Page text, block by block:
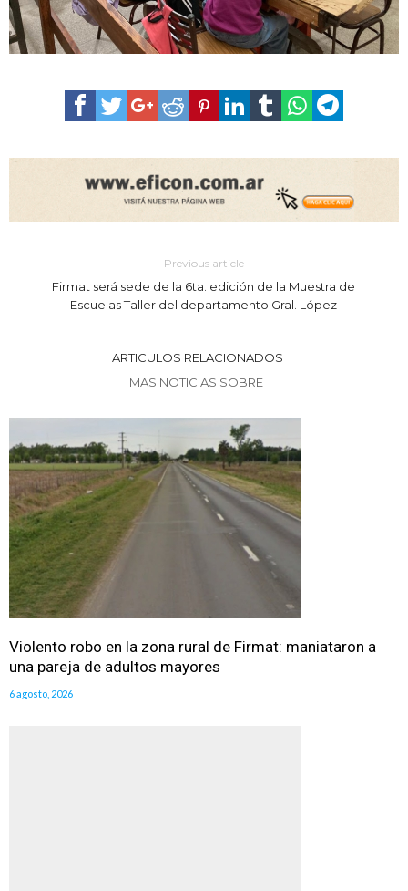
Previous article
Firmat será sede de la 6ta. edición de la Muestra de
Escuelas Taller del departamento Gral. López
ARTICULOS RELACIONADOS
MAS NOTICIAS SOBRE
Violento robo en la zona rural de Firmat: maniataron a
una pareja de adultos mayores
6 agosto, 2026